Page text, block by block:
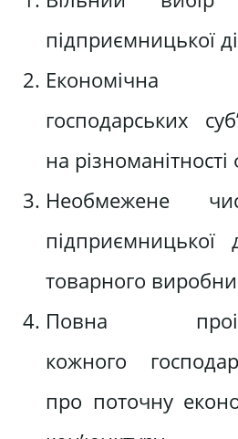
підприємницької
Економічна
господарських
на
Необмежене
підприємницької
товарного
Повна
кожного
про поточну